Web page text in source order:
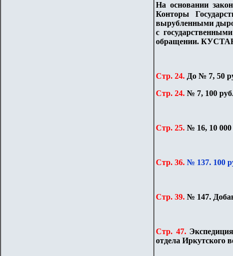
На основании
Конторы
вырубленными
с
обращении.
Стр. 24. До № 7, 50
Стр. 24. № 7, 100
Стр. 25. № 16, 10 000
Стр. 36. № 137. 100
Стр. 39. № 147.
Стр. 47.
отдела Иркутского